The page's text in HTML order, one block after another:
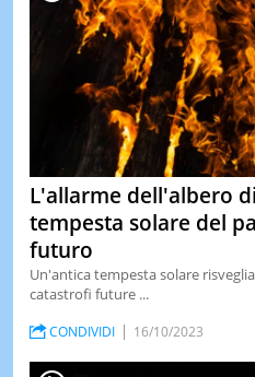
L'allarme dell'albero
tempesta solare del
futuro
Un'antica tempesta solare
catastrofi future ...
CONDIVIDI 16/10/2023